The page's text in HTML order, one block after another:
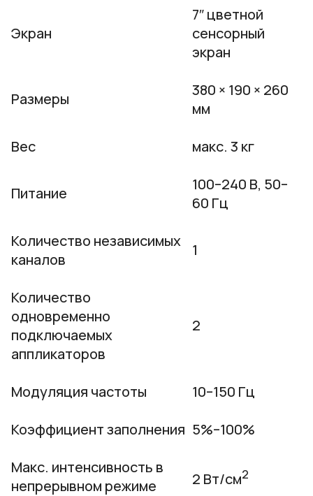
Экран
7″ цветной
сенсорный
экран
Размеры
380 × 190 × 260
мм
Вес
макс. 3 кг
Питание
100–240 В, 50–
60 Гц
Количество независимых
каналов
1
Количество
одновременно
подключаемых
аппликаторов
2
Модуляция частоты
10–150 Гц
Коэффициент заполнения 5%–100%
Макс. интенсивность в
непрерывном режиме
2 Вт/cм2